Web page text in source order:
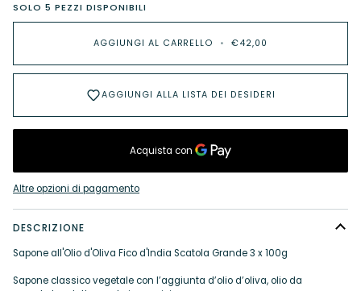
SOLO5 PEZZI DISPONIBILI
AGGIUNGI AL CARRELLO • €42,00
AGGIUNGI ALLA LISTA DEI DESIDERI
Altre opzioni di pagamento
DESCRIZIONE
Sapone all'Olio d'Oliva Fico d'India Scatola Grande 3 x 100g
Sapone classico vegetale con l’aggiunta d’olio d’oliva, olio da